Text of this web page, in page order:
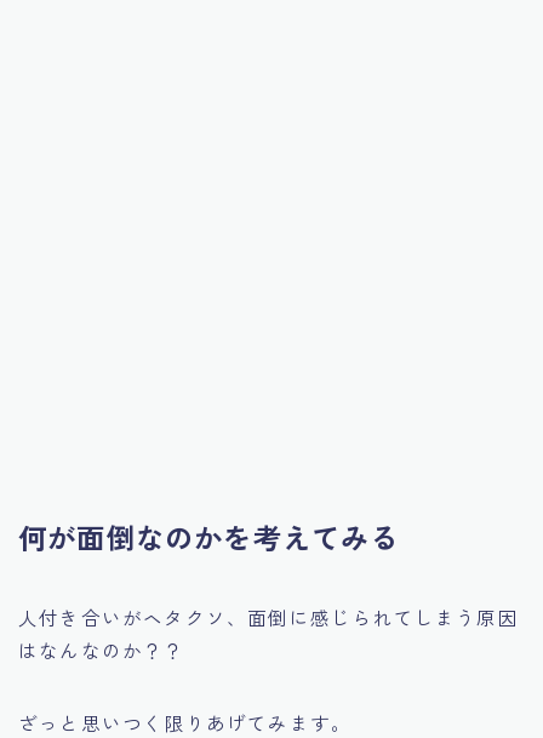
何が面倒なのかを考えてみる
人付き合いがヘタクソ、面倒に感じられてしまう原因
はなんなのか？？
ざっと思いつく限りあげてみます。